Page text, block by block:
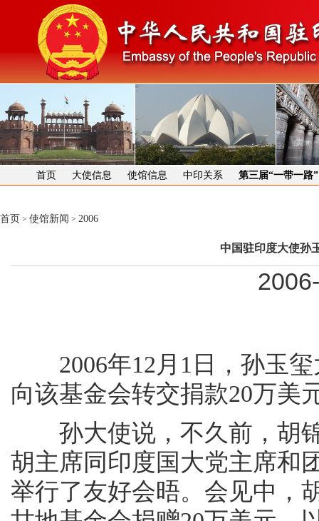
首页 大使信息 使馆信息 中印关系 第三届“一带一路
首页 > 使馆新闻 > 2006
中国驻印度大使孙
2006年12月1日，孙玉玺
向该基金会转交捐款20万美
孙大使说，不久前，胡锦
胡主席同印度国大党主席和
举行了友好会晤。会见中，